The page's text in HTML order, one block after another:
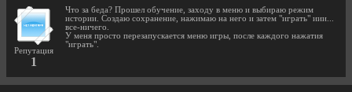
Репутация
1
Что за беда? Прошел обучение, заходу в меню и выбираю режим
истории. Создаю сохранение, нажимаю на него и затем "играть" иии...
все-ничего.
У меня просто перезапускается меню игры, после каждого нажатия
"играть".